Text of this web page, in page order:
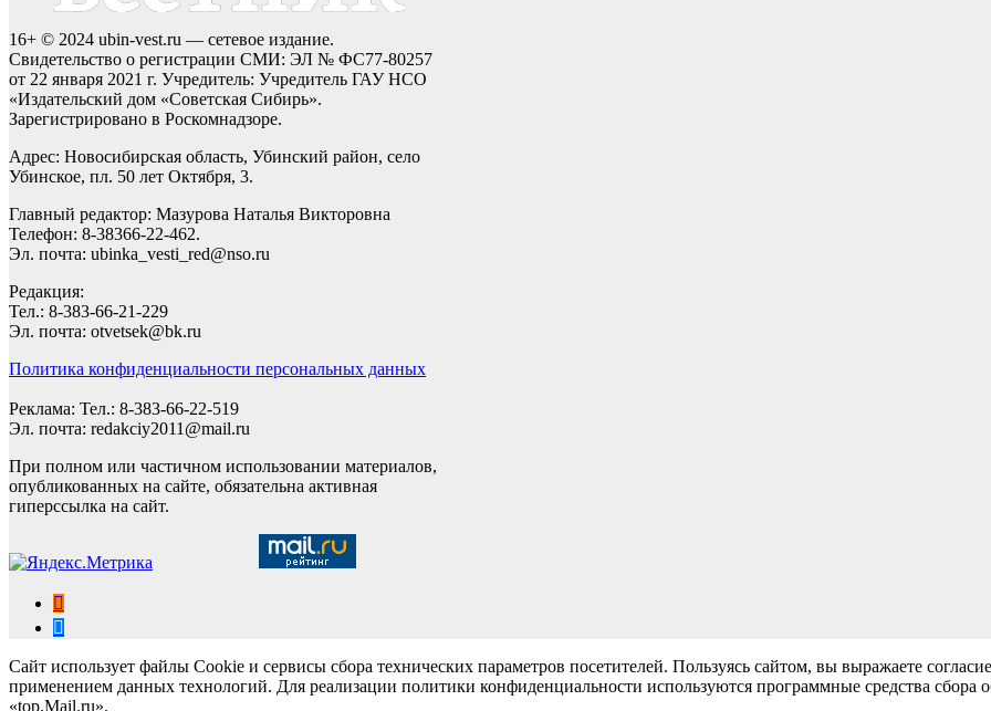
16+ © 2024 ubin-vest.ru — сетевое издание.
Свидетельство о регистрации СМИ: ЭЛ № ФС77-80257
от 22 января 2021 г. Учредитель: Учредитель ГАУ НСО
«Издательский дом «Советская Сибирь».
Зарегистрировано в Роскомнадзоре.
Адрес: Новосибирская область, Убинский район, село
Убинское, пл. 50 лет Октября, 3.
Главный редактор: Мазурова Наталья Викторовна
Телефон: 8-38366-22-462.
Эл. почта: ubinka_vesti_red@nso.ru
Редакция:
Тел.: 8-383-66-21-229
Эл. почта: otvetsek@bk.ru
Политика конфиденциальности персональных данных
Реклама: Тел.: 8-383-66-22-519
Эл. почта: redakciy2011@mail.ru
При полном или частичном использовании материалов,
опубликованных на сайте, обязательна активная
гиперссылка на сайт.
Сайт использует файлы Cookie и сервисы сбора технических параметров посетителей. Пользуясь сайтом, вы выражаете
применением данных технологий. Для реализации политики конфиденциальности используются программные средства
«top.Mail.ru».